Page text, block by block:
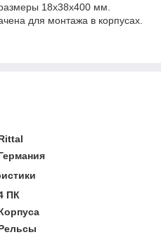
18x38x400 мм.
для монтажа в корпусах.
ПК